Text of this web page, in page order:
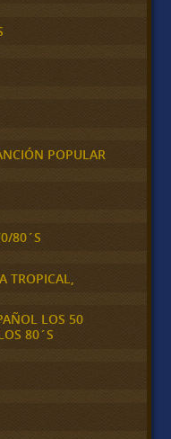
POPULAR
80´S
TROPICAL,
LOS 50
80´S